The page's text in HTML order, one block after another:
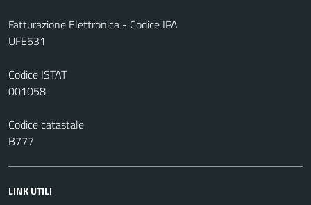
Fatturazione Elettronica - Codice IPA
UFE531
Codice ISTAT
001058
Codice catastale
B777
LINK UTILI